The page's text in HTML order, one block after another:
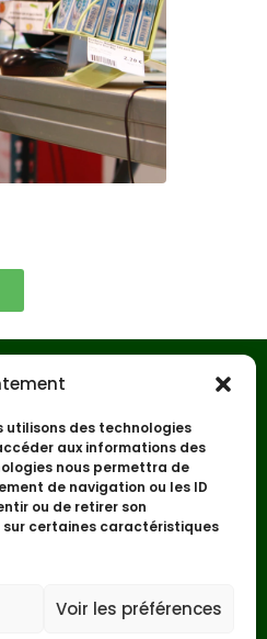
utilisons des technologies
aux informations des
nous permettra de
de navigation ou les ID
ou de retirer son
certaines caractéristiques
Voir les préférences